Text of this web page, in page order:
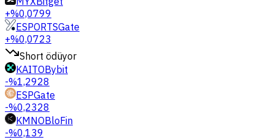
+%0,0799
ESPORTSGate
+%0,0723
Short ödüyor
KAITOBybit
-%1,2928
ESPGate
-%0,2328
KMNOBloFin
-%0,139